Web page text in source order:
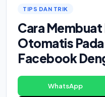
TIPS DAN TRIK
Cara Membuat
Otomatis
Facebook
WhatsApp